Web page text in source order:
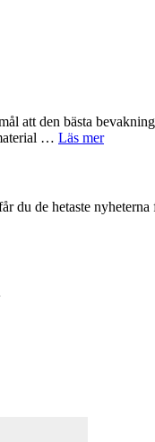
att den bästa
… Läs merom
du de hetaste